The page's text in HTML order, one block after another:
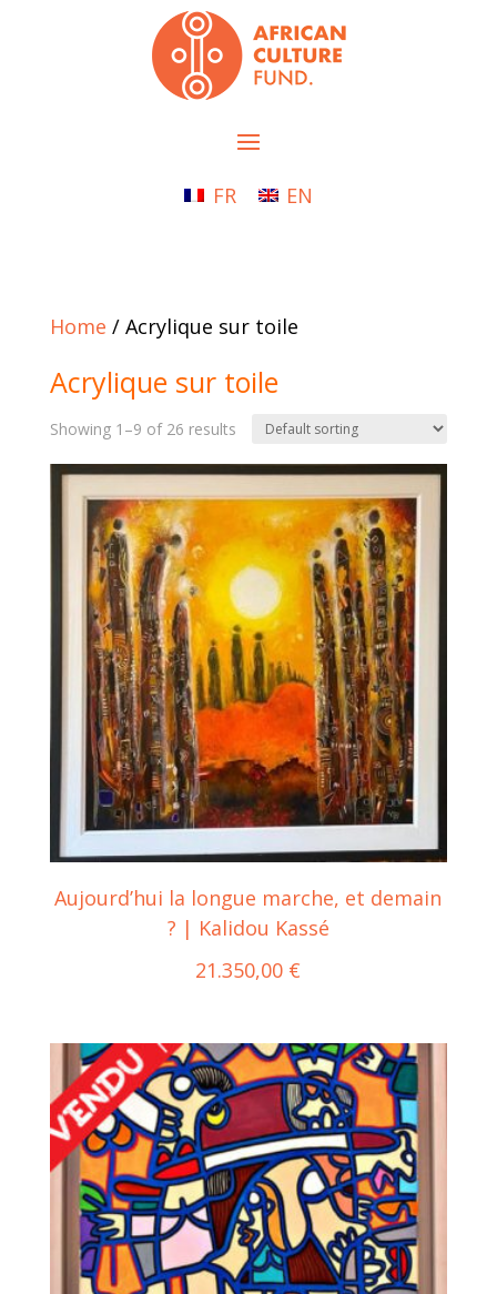
FR EN
Home / Acrylique sur toile
Acrylique sur toile
Showing 1–9 of 26 results
Aujourd’hui la longue marche, et demain
? | Kalidou Kassé
21.350,00 €